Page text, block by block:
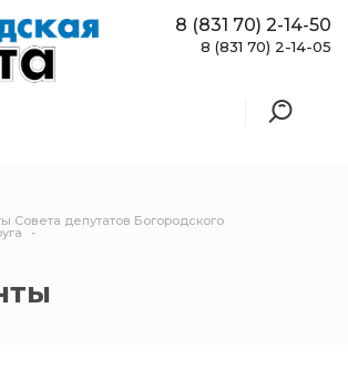
8 (831 70) 2-14-50
8 (831 70) 2-14-05
Совета депутатов Богородского